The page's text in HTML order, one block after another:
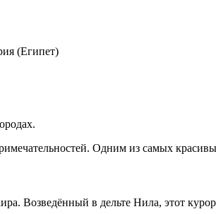
(Египет)
Одним из самых
Возведённый в дельте Нила, этот